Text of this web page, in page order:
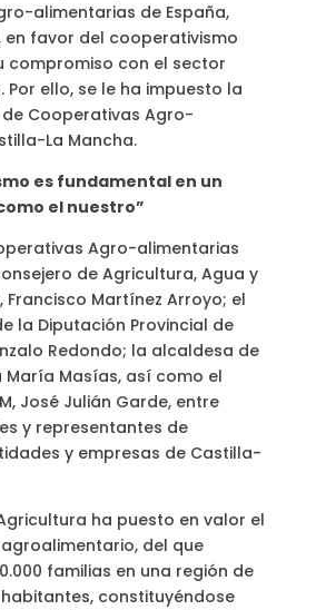
alimentarias de España,
en favor del cooperativismo
compromiso con el sector
ello, se le ha impuesto la
de Cooperativas Agro-
La Mancha.
es fundamental en un
el nuestro”
Agro-alimentarias
de Agricultura, Agua y
Francisco Martínez Arroyo; el
la Diputación Provincial de
Redondo; la alcaldesa de
María Masías, así como el
José Julián Garde, entre
y representantes de
y empresas de Castilla-
ha puesto en valor el
del que
familias en una región de
constituyéndose